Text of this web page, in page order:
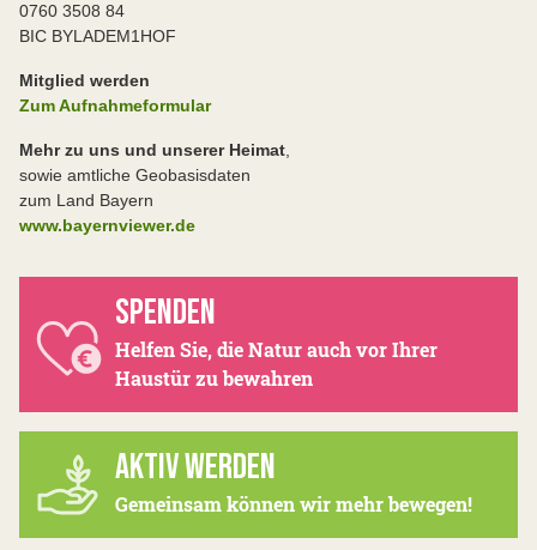
0760 3508 84
BIC BYLADEM1HOF
Mitglied werden
Zum Aufnahmeformular
Mehr zu uns und unserer Heimat
sowie amtliche Geobasisdaten
zum Land Bayern
www.bayernviewer.de
SPENDEN
Helfen Sie, die Natur auch vor Ihrer
Haustür zu bewahren
AKTIV WERDEN
Gemeinsam können wir mehr bewegen!